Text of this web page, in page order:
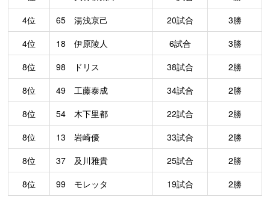
4位
65 湯浅京己 20試合
3勝
4位
18 伊原陵人 6試合
3勝
8位
98 ドリス 38試合
2勝
8位
49 工藤泰成 34試合
2勝
8位
54 木下里都 22試合
2勝
8位
13 岩崎優 33試合
2勝
8位
37 及川雅貴 25試合
2勝
8位
99 モレッタ 19試合 2勝